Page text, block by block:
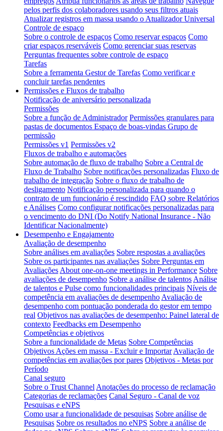
pelos perfis dos colaboradores usando seus filtros atuais
Atualizar registros em massa usando o Atualizador Universal
Controle de espaço
Sobre o controle de espaços Como reservar espaços Como
criar espaços reserváveis Como gerenciar suas reservas
Perguntas frequentes sobre controle de espaço
Tarefas
Sobre a ferramenta Gestor de Tarefas Como verificar e
concluir tarefas pendentes
Permissões e Fluxos de trabalho
Notificação de aniversário personalizada
Permissões
Sobre a função de Administrador Permissões granulares para
pastas de documentos Espaço de boas-vindas Grupo de
permissão
Permissões v1 Permissões v2
Fluxos de trabalho e automações
Sobre automação de fluxo de trabalho Sobre a Central de
Fluxo de Trabalho Sobre notificações personalizadas Fluxo de
trabalho de integração Sobre o fluxo de trabalho de
desligamento Notificação personalizada para quando o
contrato de um funcionário é rescindido FAQ sobre Relatórios
e Análises Como configurar notificações personalizadas para
o vencimento do DNI (Do Notify National Insurance - Não
Identificar Nacionalmente)
Desempenho e Engajamento
Avaliação de desempenho
Sobre análises em avaliações Sobre respostas a avaliações
Sobre os participantes nas avaliações Sobre Perguntas em
Avaliações About one-on-one meetings in Performance Sobre
avaliações de desempenho Sobre a análise de talentos Análise
de talentos e Pulse como funcionalidades principais Níveis de
competência em avaliações de desempenho Avaliação de
desempenho com pontuação ponderada do gestor em tempo
real Objetivos nas avaliações de desempenho: Painel lateral de
contexto Feedbacks em Desempenho
Competências e objetivos
Sobre a funcionalidade de Metas Sobre Competências
Objetivos Ações em massa - Excluir e Importar Avaliação de
competências em avaliações por pares Objetivos - Metas por
Período
Canal seguro
Sobre o Trust Channel Anotações do processo de reclamação
Categorias de reclamações Canal Seguro - Canal de voz
Pesquisas e eNPS
Como usar a funcionalidade de pesquisas Sobre análise de
Pesquisas Sobre os resultados no eNPS Sobre a análise de